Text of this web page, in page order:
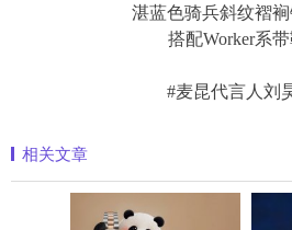
湛蓝色骑兵斜纹褶裥
搭配Worker系带
#麦昆代言人刘
相关文章